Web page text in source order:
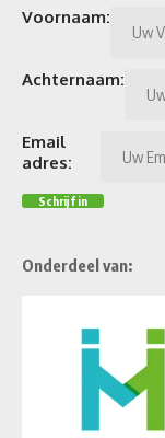
Voornaam:
Achternaam:
Email
adres:
Onderdeel van: